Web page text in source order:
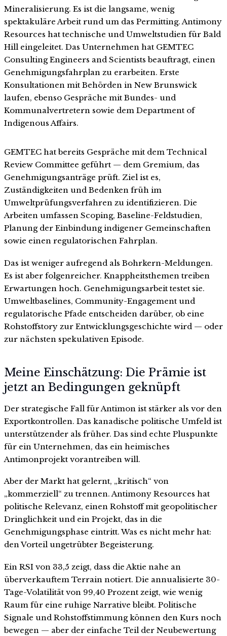
Mineralisierung. Es ist die langsame, wenig
spektakuläre Arbeit rund um das Permitting. Antimony
Resources hat technische und Umweltstudien für Bald
Hill eingeleitet. Das Unternehmen hat GEMTEC
Consulting Engineers and Scientists beauftragt, einen
Genehmigungsfahrplan zu erarbeiten. Erste
Konsultationen mit Behörden in New Brunswick
laufen, ebenso Gespräche mit Bundes- und
Kommunalvertretern sowie dem Department of
Indigenous Affairs.
GEMTEC hat bereits Gespräche mit dem Technical
Review Committee geführt — dem Gremium, das
Genehmigungsanträge prüft. Ziel ist es,
Zuständigkeiten und Bedenken früh im
Umweltprüfungsverfahren zu identifizieren. Die
Arbeiten umfassen Scoping, Baseline-Feldstudien,
Planung der Einbindung indigener Gemeinschaften
sowie einen regulatorischen Fahrplan.
Das ist weniger aufregend als Bohrkern-Meldungen.
Es ist aber folgenreicher. Knappheitsthemen treiben
Erwartungen hoch. Genehmigungsarbeit testet sie.
Umweltbaselines, Community-Engagement und
regulatorische Pfade entscheiden darüber, ob eine
Rohstoffstory zur Entwicklungsgeschichte wird — oder
zur nächsten spekulativen Episode.
Meine Einschätzung: Die Prämie ist
jetzt an Bedingungen geknüpft
Der strategische Fall für Antimon ist stärker als vor den
Exportkontrollen. Das kanadische politische Umfeld ist
unterstützender als früher. Das sind echte Pluspunkte
für ein Unternehmen, das ein heimisches
Antimonprojekt vorantreiben will.
Aber der Markt hat gelernt, „kritisch“ von
„kommerziell“ zu trennen. Antimony Resources hat
politische Relevanz, einen Rohstoff mit geopolitischer
Dringlichkeit und ein Projekt, das in die
Genehmigungsphase eintritt. Was es nicht mehr hat:
den Vorteil ungetrübter Begeisterung.
Ein RSI von 33,5 zeigt, dass die Aktie nahe an
überverkauftem Terrain notiert. Die annualisierte 30-
Tage-Volatilität von 99,40 Prozent zeigt, wie wenig
Raum für eine ruhige Narrative bleibt. Politische
Signale und Rohstoffstimmung können den Kurs noch
bewegen — aber der einfache Teil der Neubewertung